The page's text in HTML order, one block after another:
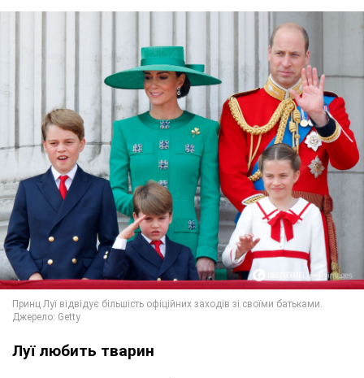
Луї любить тварин